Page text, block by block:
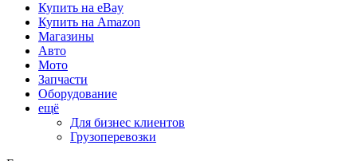
Купить на eBay
Купить на Amazon
Магазины
Авто
Мото
Запчасти
Оборудование
ещё
Для бизнес клиентов
Грузоперевозки